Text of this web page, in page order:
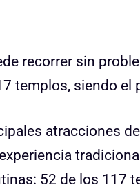
recorrer sin
templos, siendo el
atracciones
52 de los 117